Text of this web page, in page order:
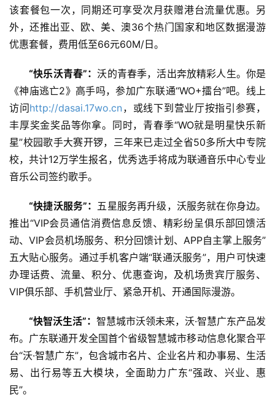
该套餐包一次，同期还可享受次月获赠港台流量优惠。另
外，还推出亚、欧、美、澳36个热门国家和地区数据漫游
优惠套餐，费用低至66元60M/日。
“快乐沃青春”：沃的青春季，活出奔放精彩人生。你是
《神庙逃亡2》高手吗，参加广东联通“WO+擂台”吧。线上
访问http://dasai.17wo.cn ，或线下到营业厅按指引参赛，
丰厚奖金奖品等你拿。同时，青春季“WO就是明星快乐新
星”校园歌手大赛开锣，三年来已走过全省50多所大中专院
校，共计12万学生报名，优秀选手将成为联通音乐中心专业
音乐公司签约歌手。
“快捷沃服务”： 五星服务再升级，沃服务就在你身边。
推出“VIP会员通信消费信息反馈、精彩纷呈俱乐部回馈活
动、VIP会员机场服务、积分回馈计划、APP自主掌上服务”
五大贴心服务。通过手机客户端“联通沃服务”，用户可快速
办理话费、流量、积分、优惠查询，及机场贵宾厅服务、
VIP俱乐部、手机营业厅、紧急开机、开通国际漫游。
“快智沃生活”： 智慧城市沃领未来，沃·智慧广东产品发
布。广东联通开发全国首个省级智慧城市移动信息化聚合平
台“沃·智慧广东”，包含城市名片、企业名片和办事易、生活
易、出行易等五大模块，全面助力广东“强政、兴业、惠
民”。